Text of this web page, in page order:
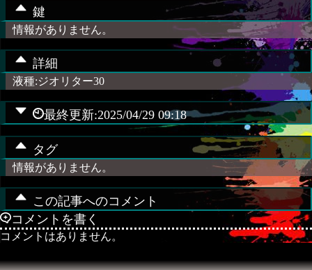
鍵
情報がありません。
詳細
液種:ジオリター30
最終更新:2025/04/29 09:18
タグ
情報がありません。
この記事へのコメント
コメントを書く
コメントはありません。